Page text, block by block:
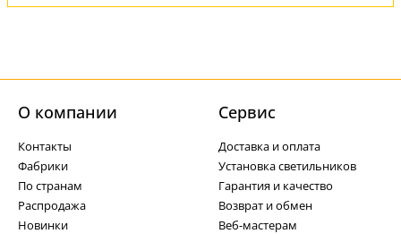
О компании
Контакты
Фабрики
По странам
Распродажа
Новинки
Cервис
Доставка и оплата
Установка светильников
Гарантия и качество
Возврат и обмен
Веб-мастерам